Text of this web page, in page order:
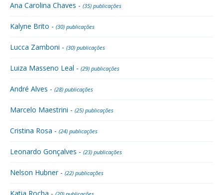
Ana Carolina Chaves - (35) publicações
Kalyne Brito - (30) publicações
Lucca Zamboni - (30) publicações
Luiza Masseno Leal - (29) publicações
André Alves - (28) publicações
Marcelo Maestrini - (25) publicações
Cristina Rosa - (24) publicações
Leonardo Gonçalves - (23) publicações
Nelson Hubner - (22) publicações